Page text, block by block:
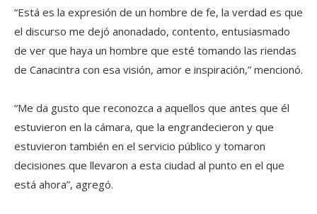
“Está es la expresión de un hombre de fe, la verdad es que
el discurso me dejó anonadado, contento, entusiasmado
de ver que haya un hombre que esté tomando las riendas
de Canacintra con esa visión, amor e inspiración,” mencionó.
“Me da gusto que reconozca a aquellos que antes que él
estuvieron en la cámara, que la engrandecieron y que
estuvieron también en el servicio público y tomaron
decisiones que llevaron a esta ciudad al punto en el que
está ahora”, agregó.